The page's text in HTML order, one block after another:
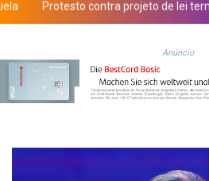
Protesto contra projeto de lei termina
Anúncio